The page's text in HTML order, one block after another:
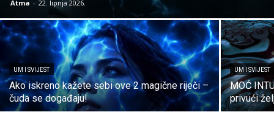
Atma - 22. lipnja 2026.
UM I SVIJEST
Ako iskreno kažete sebi ove 2 magične riječi –
čuda se događaju!
UM I SVIJEST
MOĆ
privući